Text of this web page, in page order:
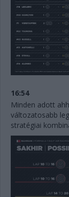
16:54
Minden adott
változatosabb
stratégiai